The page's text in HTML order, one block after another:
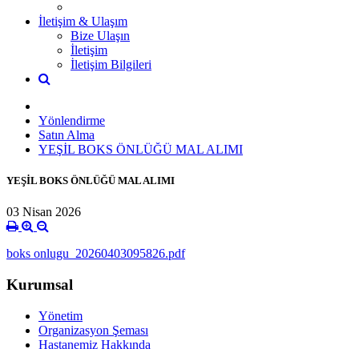
İletişim & Ulaşım
Bize Ulaşın
İletişim
İletişim Bilgileri
Yönlendirme
Satın Alma
YEŞİL BOKS ÖNLÜĞÜ MAL ALIMI
YEŞİL BOKS ÖNLÜĞÜ MAL ALIMI
03 Nisan 2026
boks onlugu_20260403095826.pdf
Kurumsal
Yönetim
Organizasyon Şeması
Hastanemiz Hakkında